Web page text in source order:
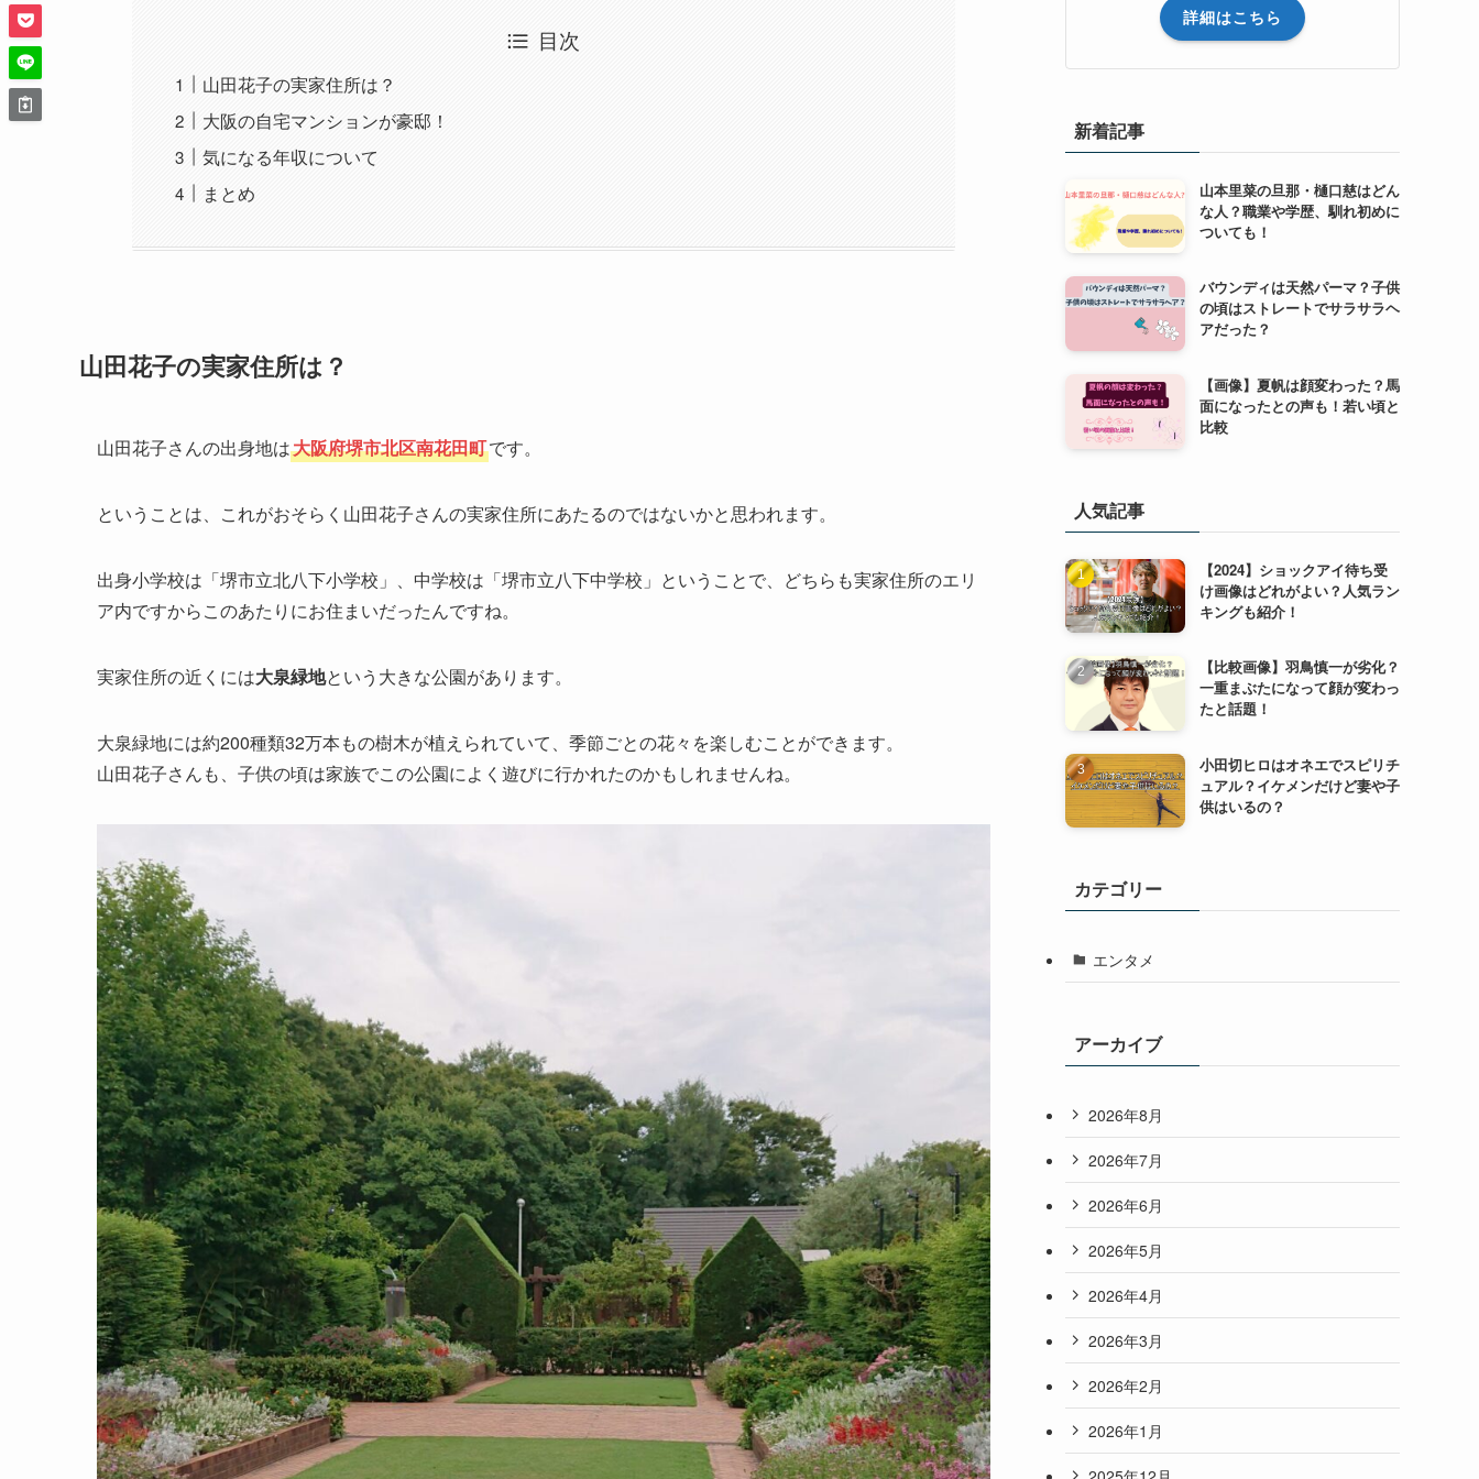
目次
山田花子の実家住所は？
大阪の自宅マンションが豪邸！
気になる年収について
まとめ
山田花子の実家住所は？
山田花子さんの出身地は大阪府堺市北区南花田町です。
ということは、これがおそらく山田花子さんの実家住所にあたるのではないかと思われます。
出身小学校は 「堺市立北八下小学校」 、中学校は 「堺市立八下中学校」 ということで、どちらも実家住所のエリ
ア内ですからこのあたりにお住まいだったんですね。
実家住所の近くには大泉緑地という大きな公園があります。
大泉緑地には約200種類32万本もの樹木が植えられていて、季節ごとの花々を楽しむことができます。
山田花子さんも、子供の頃は家族でこの公園によく遊びに行かれたのかもしれませんね。
詳細はこちら
新着記事
山本里菜の旦那・樋口慈はどん
な人？職業や学歴、馴れ初めに
ついても！
バウンディは天然パーマ？子供
の頃はストレートでサラサラヘ
アだった？
【画像】夏帆は顔変わった？馬
面になったとの声も！若い頃と
比較
人気記事
【2024】ショックアイ待ち受
け画像はどれがよい？人気ラン
キングも紹介！
【比較画像】羽鳥慎一が劣化？
一重まぶたになって顔が変わっ
たと話題！
小田切ヒロはオネエでスピリチ
ュアル？イケメンだけど妻や子
供はいるの？
カテゴリー
エンタメ
アーカイブ
2026年8月
2026年7月
2026年6月
2026年5月
2026年4月
2026年3月
2026年2月
2026年1月